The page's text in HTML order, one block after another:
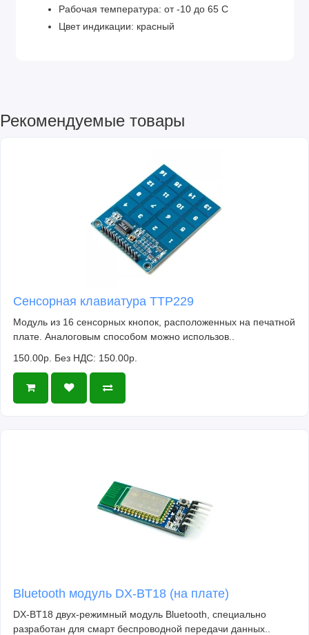
Рабочая температура: от -10 до 65 С
Цвет индикации: красный
Рекомендуемые товары
Сенсорная клавиатура TTP229
Модуль из 16 сенсорных кнопок, расположенных на печатной
плате. Аналоговым способом можно использов..
150.00р. Без НДС: 150.00р.
Bluetooth модуль DX-BT18 (на плате)
DX-BT18 двух-режимный модуль Bluetooth, специально
разработан для смарт беспроводной передачи данных..